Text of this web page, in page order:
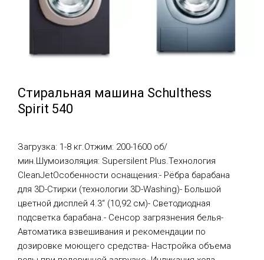
Стиральная машина Schulthess
Spirit 540
Загрузка: 1-8 кг.Отжим: 200-1600 об/
мин.Шумоизоляция: Supersilent Plus.Технология
CleanJetОсобенности оснащения:- Рёбра барабана
для 3D-Стирки (технологии 3D-Washing)- Большой
цветной дисплей 4.3“ (10,92 см)- Светодиодная
подсветка барабана.- Сенсор загрязнения белья-
Автоматика взвешивания и рекомендации по
дозировке моющего средства- Настройка объема